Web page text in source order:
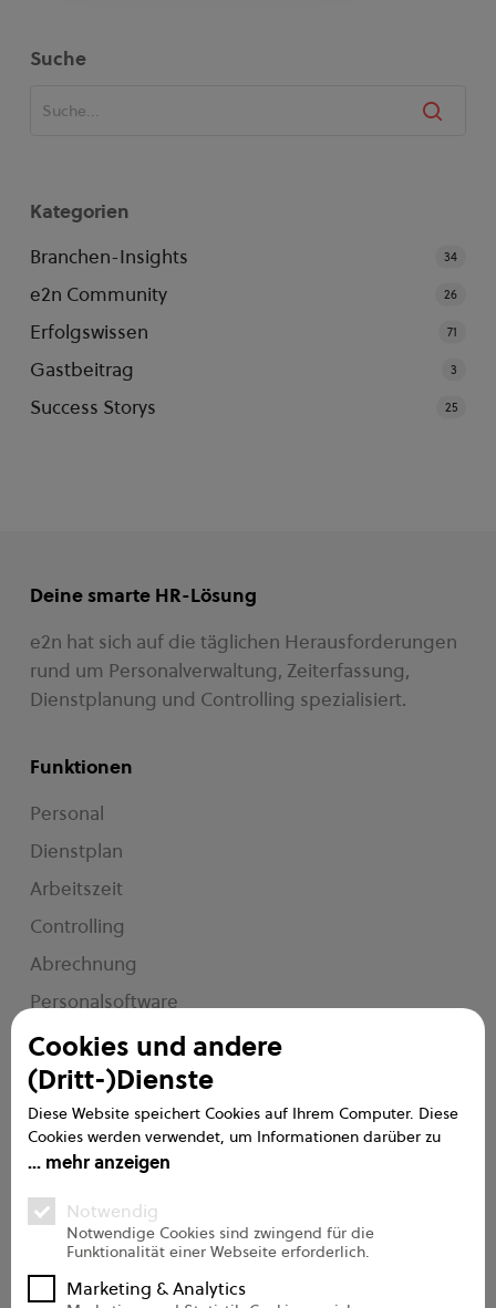
Cookies und andere
(Dritt-)Dienste
Diese Website speichert Cookies auf Ihrem Computer. Diese
Cookies werden verwendet, um Informationen darüber zu
sammeln, wie Sie mit unserer Website interagieren. Wir
zu verbessern und anzupassen, sowie für Analysen und
Messungen zu unseren Besuchern auf dieser Website und
anderen Medien. Weitere Informationen zu den von uns
verwendeten Cookies finden Sie in unseren
Datenschutzbestimmungen.
mehr anzeigen
Notwendig
Notwendige Cookies sind zwingend für die
Funktionalität einer Webseite erforderlich.
Marketing & Analytics
Suche
Kategorien
Branchen-Insights
34
e2n Community 26
Erfolgswissen 71
Gastbeitrag 3
Success Storys 25
Deine smarte HR-Lösung
e2n hat sich auf die täglichen Herausforderungen
rund um Personalverwaltung, Zeiterfassung,
Dienstplanung und Controlling spezialisiert.
Funktionen
Personal
Dienstplan
Arbeitszeit
Controlling
Abrechnung
Personalsoftware
e2n me
Service
Handbuch
FAQs
Support
Onboarding Pro